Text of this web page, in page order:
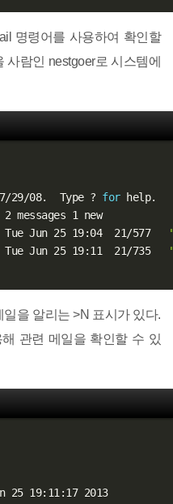
명령어를 사용하여 확인할
사람인 nestgoer로 시스템에
29/08.  Type ?
for help.
2 messages 1 new
Tue Jun 25 19:04  21/577
Jun 25 19:11  21/735
을 알리는 >N 표시가 있다.
관련 메일을 확인할 수 있
25 19:11:17 2013